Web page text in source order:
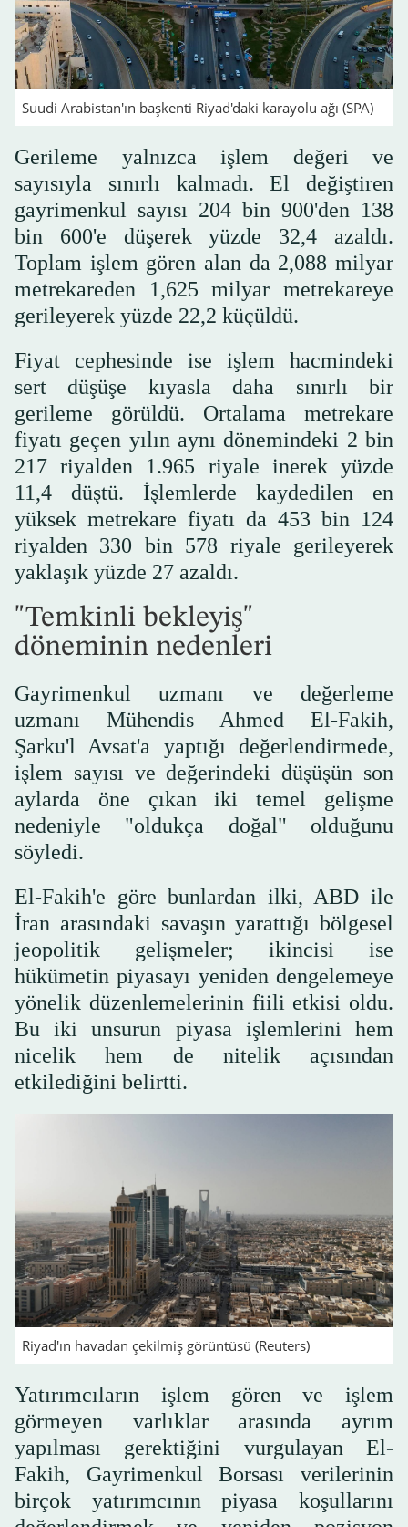
Suudi Arabistan'ın başkenti Riyad'daki karayolu ağı (SPA)
Gerileme yalnızca işlem değeri ve
sayısıyla sınırlı kalmadı. El değiştiren
gayrimenkul sayısı 204 bin 900'den 138
bin 600'e düşerek yüzde 32,4 azaldı.
Toplam işlem gören alan da 2,088 milyar
metrekareden 1,625 milyar metrekareye
gerileyerek yüzde 22,2 küçüldü.
Fiyat cephesinde ise işlem hacmindeki
sert düşüşe kıyasla daha sınırlı bir
gerileme görüldü. Ortalama metrekare
fiyatı geçen yılın aynı dönemindeki 2 bin
217 riyalden 1.965 riyale inerek yüzde
11,4 düştü. İşlemlerde kaydedilen en
yüksek metrekare fiyatı da 453 bin 124
riyalden 330 bin 578 riyale gerileyerek
yaklaşık yüzde 27 azaldı.
"Temkinli bekleyiş"
döneminin nedenleri
Gayrimenkul uzmanı ve değerleme
uzmanı Mühendis Ahmed El-Fakih,
Şarku'l Avsat'a yaptığı değerlendirmede,
işlem sayısı ve değerindeki düşüşün son
aylarda öne çıkan iki temel gelişme
nedeniyle "oldukça doğal" olduğunu
söyledi.
El-Fakih'e göre bunlardan ilki, ABD ile
İran arasındaki savaşın yarattığı bölgesel
jeopolitik gelişmeler; ikincisi ise
hükümetin piyasayı yeniden dengelemeye
yönelik düzenlemelerinin fiili etkisi oldu.
Bu iki unsurun piyasa işlemlerini hem
nicelik hem de nitelik açısından
etkilediğini belirtti.
Riyad'ın havadan çekilmiş görüntüsü (Reuters)
Yatırımcıların işlem gören ve işlem
görmeyen varlıklar arasında ayrım
yapılması gerektiğini vurgulayan El-
Fakih, Gayrimenkul Borsası verilerinin
birçok yatırımcının piyasa koşullarını